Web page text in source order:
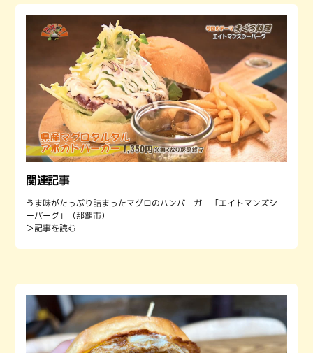
関連記事
うま味がたっぷり詰まったマグロのハンバーガー「エイトマンズシ
ーバーグ」（那覇市）
＞記事を読む